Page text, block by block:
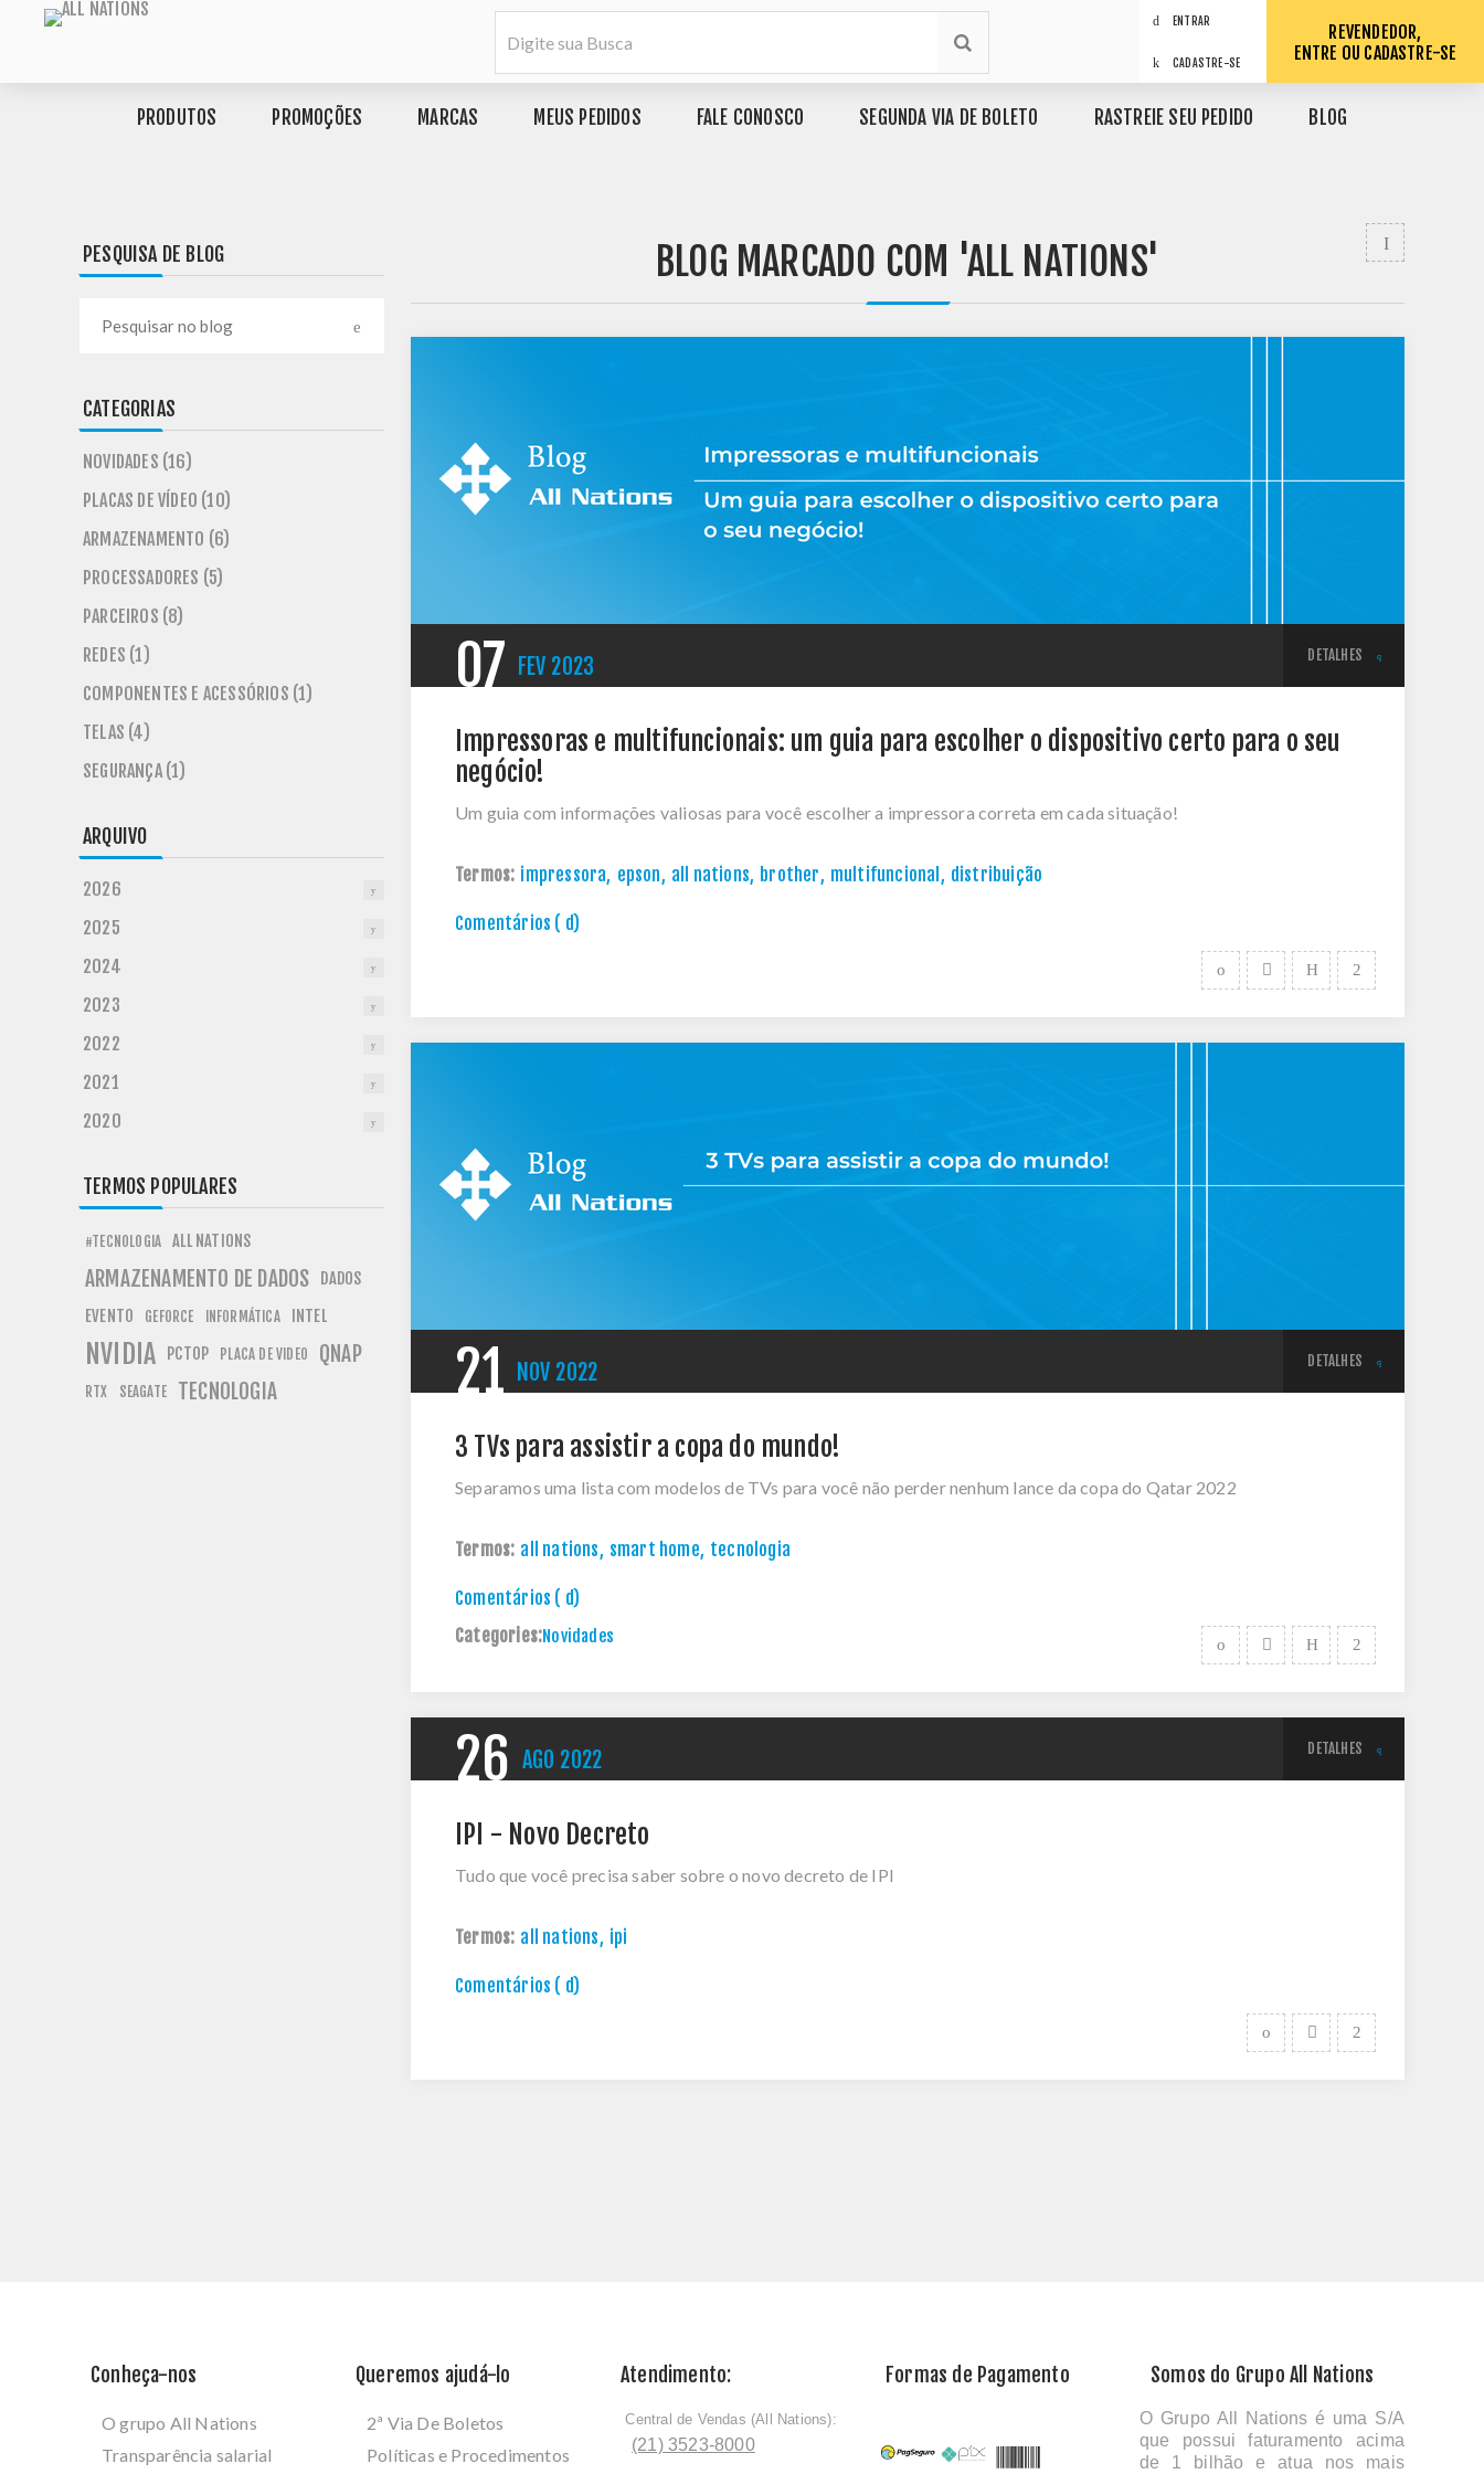
ENTRAR
CADASTRE-SE
REVENDEDOR,
ENTRE OU CADASTRE-SE
PRODUTOS PROMOÇÕES MARCAS MEUS PEDIDOS FALE CONOSCO SEGUNDA VIA DE BOLETO RASTREIE SEU PEDIDO BLOG
BLOG MARCADO COM 'ALL NATIONS'
07 FEV 2023 DETALHES
Impressoras e multifuncionais: um guia para escolher o dispositivo certo para o seu
negócio!
Um guia com informações valiosas para você escolher a impressora correta em cada situação!
Termos: impressora, epson, all nations, brother, multifuncional , distribuição
Comentários ( d)
21 NOV 2022 DETALHES
3 TVs para assistir a copa do mundo!
Separamos uma lista com modelos de TVs para você não perder nenhum lance da copa do Qatar 2022
Termos: all nations, smart home, tecnologia
Comentários ( d)
Categories:Novidades
26 AGO 2022 DETALHES
IPI - Novo Decreto
Tudo que você precisa saber sobre o novo decreto de IPI
Termos: all nations, ipi
Comentários ( d)
PESQUISA DE BLOG
CATEGORIAS
NOVIDADES (16)
PLACAS DE VÍDEO (10)
ARMAZENAMENTO (6)
PROCESSADORES (5)
PARCEIROS (8)
REDES (1)
COMPONENTES E ACESSÓRIOS (1)
TELAS (4)
SEGURANÇA (1)
ARQUIVO
2026
2025
2024
2023
2022
2021
2020
TERMOS POPULARES
#TECNOLOGIA ALL NATIONS
ARMAZENAMENTO DE DADOS DADOS
EVENTO
GEFORCE INFORMÁTICA INTEL
NVIDIA PCTOP PLACA DE VIDEO QNAP
RTX SEAGATE TECNOLOGIA
Conheça-nos
O grupo All Nations
Transparência salarial
Queremos ajudá-lo
2ª Via De Boletos
Políticas e Procedimentos
Atendimento:
ﾠCentral de Vendas (All Nations):
(21) 3523-8000
Formas de Pagamento Somos do Grupo All Nations
O Grupo All Nations é uma S/A
que possui faturamento acima
de 1 bilhão e atua nos mais